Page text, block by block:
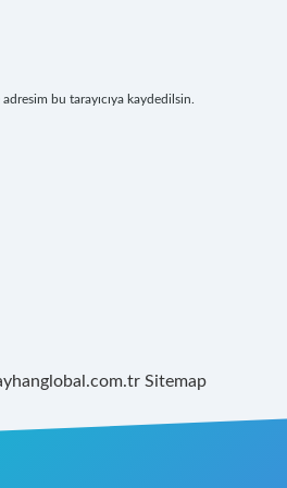
bu tarayıcıya kaydedilsin.
Sitemap